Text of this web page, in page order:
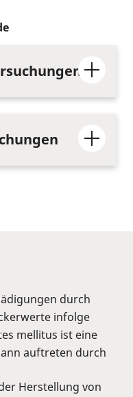
durch
infolge
mellitus ist eine
auftreten durch
Herstellung von